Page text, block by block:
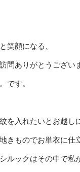
笑顔になる、
問ありがとうござい
です。
を入れたいとお越し
きものでお単衣に仕
ルックはその中で私